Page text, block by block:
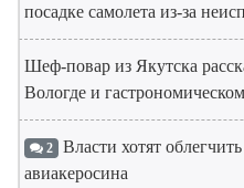
посадке самолета из-за
Шеф-повар из Якутска
Вологде и
2 Власти хотят
авиакеросина